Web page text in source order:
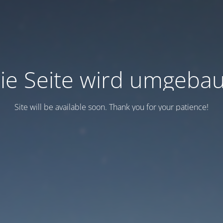
Seite wird
Site will be available soon. Thank you for your patience!